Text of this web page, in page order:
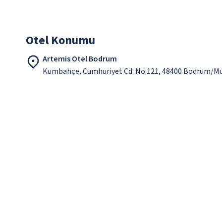
Otel Konumu
Artemis Otel Bodrum
Kumbahçe, Cumhuriyet Cd. No:121, 48400 Bodrum/